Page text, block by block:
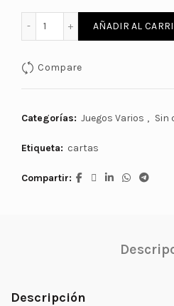
CARTAS DE POKER
AÑADIR AL
Compare
Categorías: Juegos Varios , Sin
Etiqueta: cartas
Compartir
Descripción